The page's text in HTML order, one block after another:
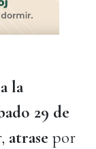
la
29 de
atrase por